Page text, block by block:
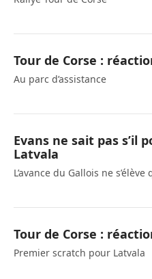
Tour de Corse :
Au parc d’assistance
Evans ne sait pas s’il
Latvala
L’avance du Gallois ne s’élève
Tour de Corse :
Premier scratch pour Latvala